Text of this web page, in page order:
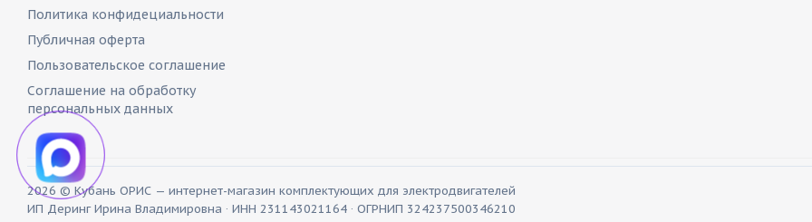
Политика конфидециальности
Публичная оферта
Пользовательское соглашение
Соглашение на обработку
персональных данных
2026 © Кубань ОРИС — интернет-магазин комплектующих для электродвигателей
ИП Деринг Ирина Владимировна · ИНН 231143021164 · ОГРНИП 324237500346210